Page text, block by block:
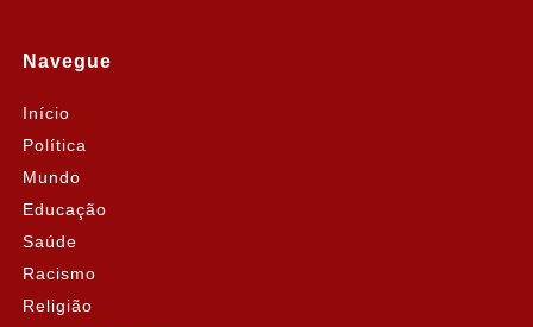
Navegue
Início
Política
Mundo
Educação
Saúde
Racismo
Religião